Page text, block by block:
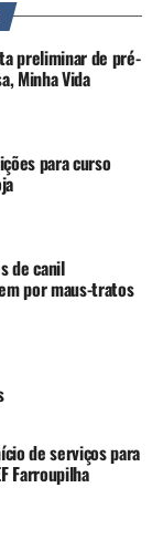
que
com
de
Arquitetura e
preliminar de pré-
Minha Vida
para curso
de canil
por maus-tratos
de serviços para
Farroupilha